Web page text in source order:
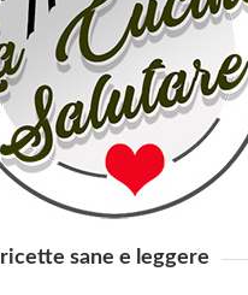
ricette sane e leggere